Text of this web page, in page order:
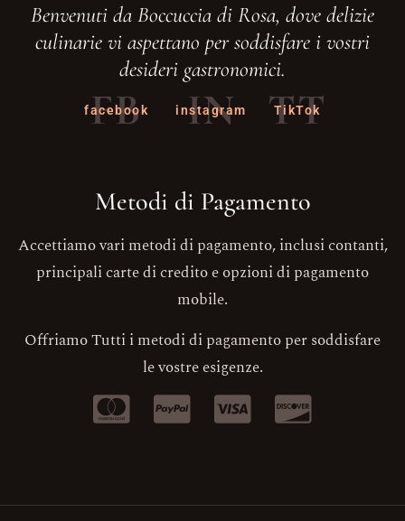
Benvenuti da Boccuccia di Rosa, dove delizie
culinarie vi aspettano per soddisfare i vostri
desideri gastronomici.
FB
facebook IN
instagram TT
TikTok
Metodi di Pagamento
Accettiamo vari metodi di pagamento, inclusi contanti,
principali carte di credito e opzioni di pagamento
mobile.
Offriamo Tutti i metodi di pagamento per soddisfare
le vostre esigenze.